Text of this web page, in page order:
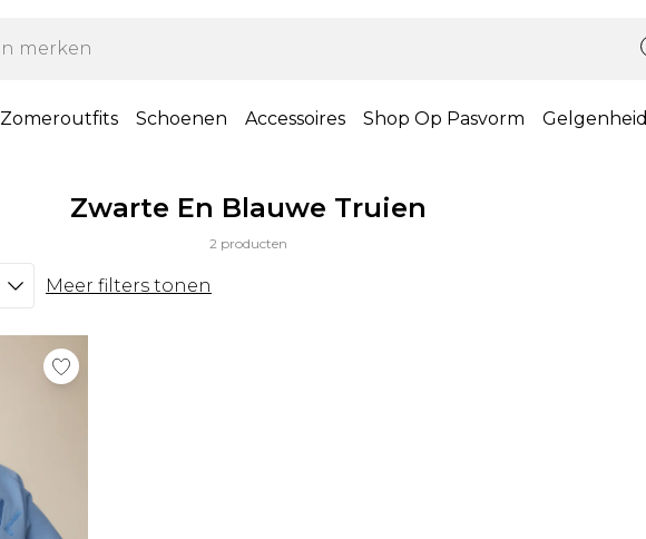
Zomeroutfits Schoenen Accessoires Shop Op Pasvorm Gelgenheid
Zwarte En Blauwe Truien
2 producten
Meer filters tonen